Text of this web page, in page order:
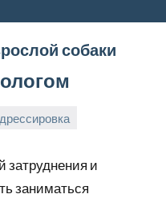
собаки
дрессировка
и
заниматься